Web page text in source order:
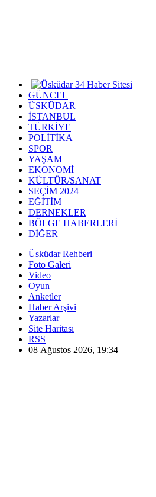
GÜNCEL
ÜSKÜDAR
İSTANBUL
TÜRKİYE
POLİTİKA
SPOR
YAŞAM
EKONOMİ
KÜLTÜR/SANAT
SEÇİM 2024
EĞİTİM
DERNEKLER
BÖLGE HABERLERİ
DİĞER
Üsküdar Rehberi
Foto Galeri
Video
Oyun
Anketler
Haber Arşivi
Yazarlar
Site Haritası
RSS
08 Ağustos 2026, 19:34